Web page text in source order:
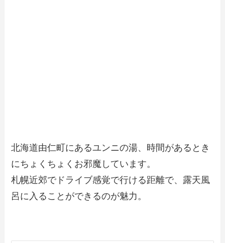
北海道由仁町にあるユンニの湯、時間があるとき
にちょくちょくお邪魔しています。
札幌近郊でドライブ感覚で行ける距離で、露天風
呂に入ることができるのが魅力。